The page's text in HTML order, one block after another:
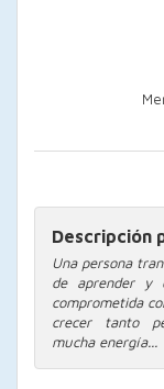
Descripción
Una persona
de aprender y
comprometida
crecer tanto
mucha energía...